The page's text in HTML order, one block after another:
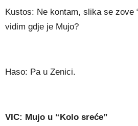
Kustos: Ne kontam, slika se zove
vidim gdje je Mujo?
Haso: Pa u Zenici.
VIC: Mujo u “Kolo sreće”